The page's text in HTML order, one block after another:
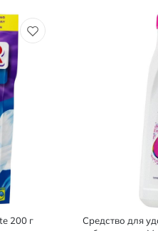
200 г
Средство для